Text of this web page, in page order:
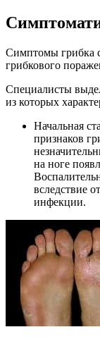
Симптомы грибка
грибкового
Специалисты
из которых
Начальная
признаков
на ноге
вследствие
инфекции.